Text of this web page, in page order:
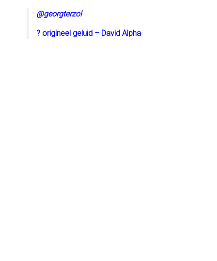
@georgterzol
? origineel geluid – David Alpha